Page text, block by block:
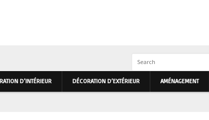
D’INTÉRIEUR DÉCORATION D’EXTÉRIEUR AMÉNAGEMENT